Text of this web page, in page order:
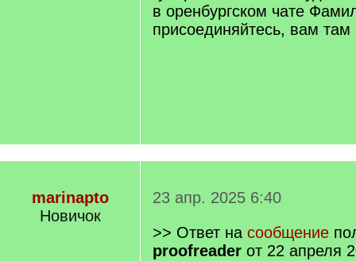
в оренбургском чате
присоединяйтесь, вам там
marinapto
Новичок
23 апр. 2025 6:40
>> Ответ на сообщение
proofreader от 22 апреля